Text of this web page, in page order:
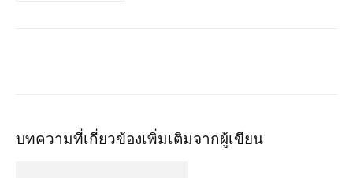
บทความที่เกี่ยวข้องเพิ่มเติมจากผู้เขียน